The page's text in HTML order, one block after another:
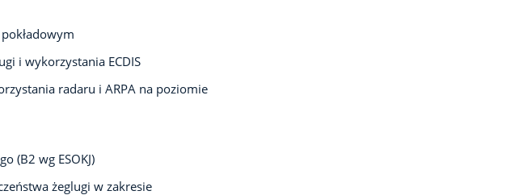
i wykorzystania ECDIS
radaru i ARPA na poziomie
(B2 wg ESOKJ)
żeglugi w zakresie